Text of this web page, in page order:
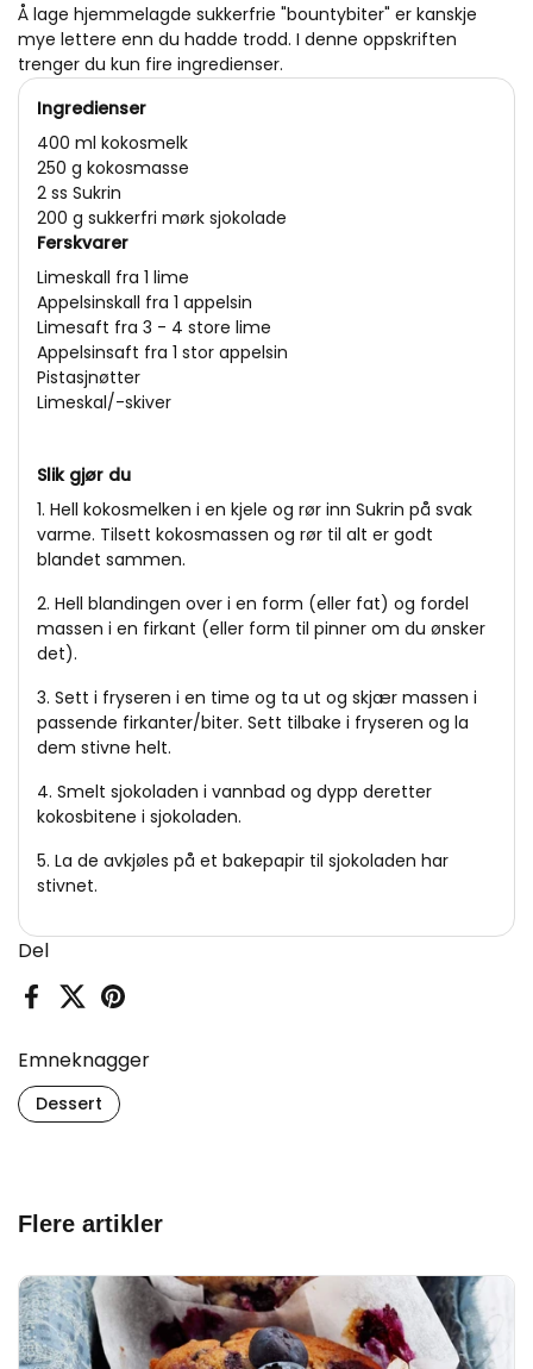
Del
FacebookX (Twitter)
Pinterest
Emneknagger
Dessert
Å lage hjemmelagde sukkerfrie "bountybiter" er kanskje
mye lettere enn du hadde trodd. I denne oppskriften
trenger du kun fire ingredienser.
Ingredienser
400 ml kokosmelk
250 g kokosmasse
2 ss Sukrin
200 g sukkerfri mørk sjokolade
Ferskvarer
Limeskall fra 1 lime
Appelsinskall fra 1 appelsin
Limesaft fra 3 - 4 store lime
Appelsinsaft fra 1 stor appelsin
Pistasjnøtter
Limeskal/-skiver
Slik gjør du
1. Hell kokosmelken i en kjele og rør inn Sukrin på svak
varme. Tilsett kokosmassen og rør til alt er godt
blandet sammen.
2. Hell blandingen over i en form (eller fat) og fordel
massen i en firkant (eller form til pinner om du ønsker
det).
3. Sett i fryseren i en time og ta ut og skjær massen i
passende firkanter/biter. Sett tilbake i fryseren og la
dem stivne helt.
4. Smelt sjokoladen i vannbad og dypp deretter
kokosbitene i sjokoladen.
5. La de avkjøles på et bakepapir til sjokoladen har
stivnet.
Flere artikler